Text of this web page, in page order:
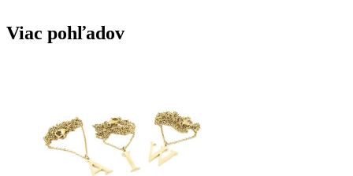
Viac pohľadov